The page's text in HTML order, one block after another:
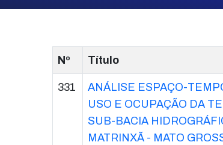
Nº Título
331
ANÁLISE ESPAÇO-
USO E OCUPAÇÃO DA
SUB-BACIA
MATRINXÃ - MATO